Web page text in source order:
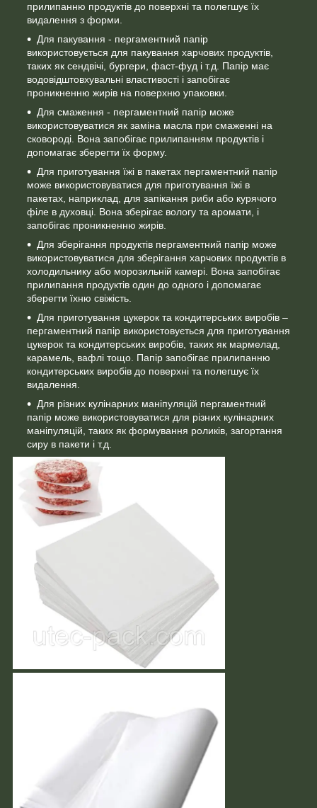
прилипанню продуктів до поверхні та полегшує їх
видалення з форми.
Для пакування - пергаментний папір
використовується для пакування харчових продуктів,
таких як сендвічі, бургери, фаст-фуд і т.д. Папір має
водовідштовхувальні властивості і запобігає
проникненню жирів на поверхню упаковки.
Для смаження - пергаментний папір може
використовуватися як заміна масла при смаженні на
сковороді. Вона запобігає прилипанням продуктів і
допомагає зберегти їх форму.
Для приготування їжі в пакетах пергаментний папір
може використовуватися для приготування їжі в
пакетах, наприклад, для запікання риби або курячого
філе в духовці. Вона зберігає вологу та аромати, і
запобігає проникненню жирів.
Для зберігання продуктів пергаментний папір може
використовуватися для зберігання харчових продуктів в
холодильнику або морозильній камері. Вона запобігає
прилипання продуктів один до одного і допомагає
зберегти їхню свіжість.
Для приготування цукерок та кондитерських виробів –
пергаментний папір використовується для приготування
цукерок та кондитерських виробів, таких як мармелад,
карамель, вафлі тощо. Папір запобігає прилипанню
кондитерських виробів до поверхні та полегшує їх
видалення.
Для різних кулінарних маніпуляцій пергаментний
папір може використовуватися для різних кулінарних
маніпуляцій, таких як формування роликів, загортання
сиру в пакети і т.д.